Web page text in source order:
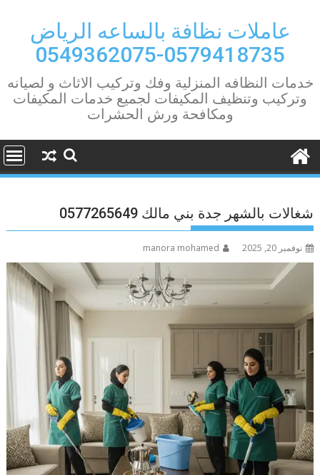
contentعاملات نظافة بالساعه الرياض
0579418735-0549362075
خدمات النظافه المنزلية وفك وتركيب الاثاث و لصيانه
وتركيب وتنظيف المكيفات لجميع خدمات المكيفات
ومكافحة ورش الحشرات
شغالات بالشهر جدة بني مالك 0577265649
نوفمبر 20, 2025 manora mohamed